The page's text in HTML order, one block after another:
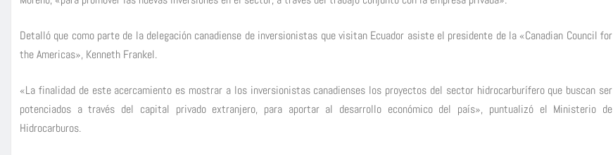
Detalló que como parte de la delegación canadiense de inversionistas que visitan Ecuador asiste el presidente de la «Canadian Council for
the Americas», Kenneth Frankel.
«La finalidad de este acercamiento es mostrar a los inversionistas canadienses los proyectos del sector hidrocarburífero que buscan ser
potenciados a través del capital privado extranjero, para aportar al desarrollo económico del país», puntualizó el Ministerio de
Hidrocarburos.